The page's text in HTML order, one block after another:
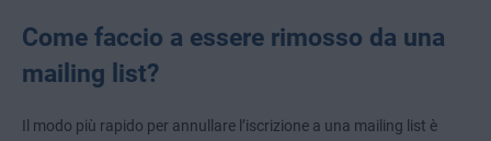
Come faccio a essere rimosso da una
mailing list?
Il modo più rapido per annullare l’iscrizione a una mailing list è